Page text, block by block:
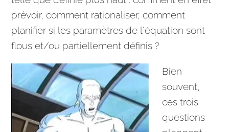
prévoir, comment rationaliser, comment
planifier si les paramètres de l´équation sont
flous et/ou partiellement définis ?
Bien
souvent,
ces trois
questions